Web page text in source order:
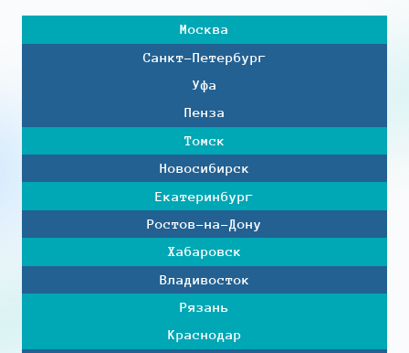
Москва
Санкт-Петербург
Уфа
Пенза
Томск
Новосибирск
Екатеринбург
Ростов-на-Дону
Хабаровск
Владивосток
Рязань
Краснодар